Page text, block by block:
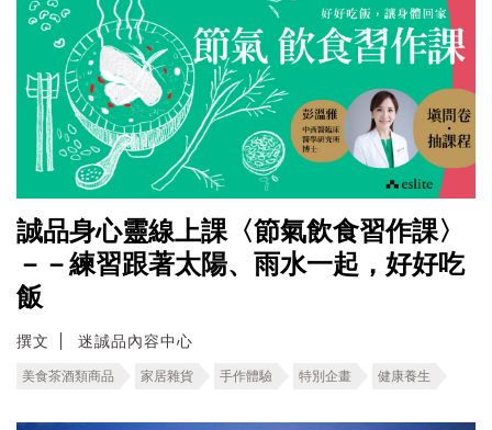
誠品身心靈線上課〈節氣飲食習作課〉
－－練習跟著太陽、雨水一起，好好吃
飯
撰文 迷誠品內容中心
美食茶酒類商品 家居雜貨 手作體驗 特別企畫 健康養生